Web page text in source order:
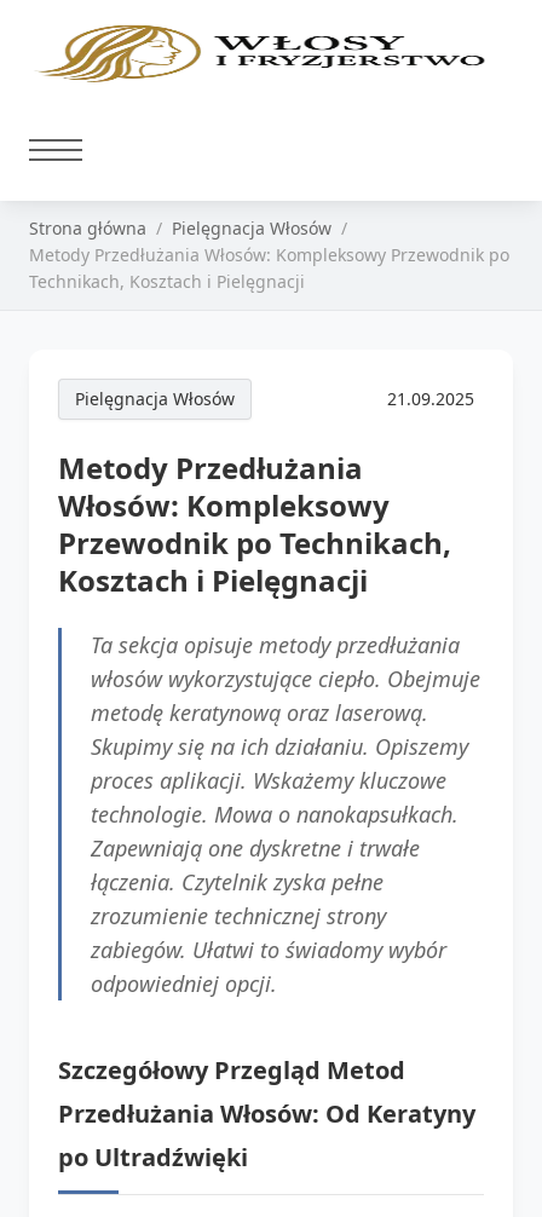
Strona główna
Pielęgnacja Włosów
Metody Przedłużania Włosów: Kompleksowy Przewodnik po
Technikach, Kosztach i Pielęgnacji
Pielęgnacja Włosów 21.09.2025
Metody Przedłużania
Włosów: Kompleksowy
Przewodnik po Technikach,
Kosztach i Pielęgnacji
Ta sekcja opisuje metody przedłużania
włosów wykorzystujące ciepło. Obejmuje
metodę keratynową oraz laserową.
Skupimy się na ich działaniu. Opiszemy
proces aplikacji. Wskażemy kluczowe
technologie. Mowa o nanokapsułkach.
Zapewniają one dyskretne i trwałe
łączenia. Czytelnik zyska pełne
zrozumienie technicznej strony
zabiegów. Ułatwi to świadomy wybór
odpowiedniej opcji.
Szczegółowy Przegląd Metod
Przedłużania Włosów: Od Keratyny
po Ultradźwięki